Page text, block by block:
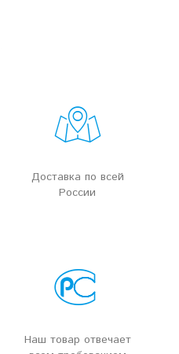
Доставка по всей
России
Наш товар отвечает